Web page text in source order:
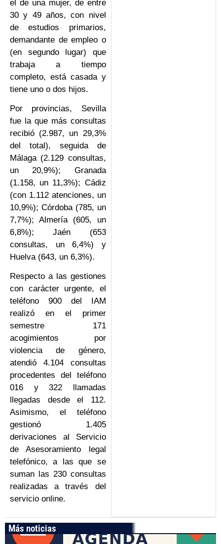
el de una mujer, de entre
30 y 49 años, con nivel
de estudios primarios,
demandante de empleo o
(en segundo lugar) que
trabaja a tiempo
completo, está casada y
tiene uno o dos hijos.
Por provincias, Sevilla
fue la que más consultas
recibió (2.987, un 29,3%
del total), seguida de
Málaga (2.129 consultas,
un 20,9%); Granada
(1.158, un 11,3%); Cádiz
(con 1.112 atenciones, un
10,9%); Córdoba (785, un
7,7%); Almería (605, un
6,8%); Jaén (653
consultas, un 6,4%) y
Huelva (643, un 6,3%).
Respecto a las gestiones
con carácter urgente, el
teléfono 900 del IAM
realizó en el primer
semestre 171
acogimientos por
violencia de género,
atendió 4.104 consultas
procedentes del teléfono
016 y 322 llamadas
llegadas desde el 112.
Asimismo, el teléfono
gestionó 1.405
derivaciones al Servicio
de Asesoramiento legal
telefónico, a las que se
suman las 230 consultas
realizadas a través del
servicio online.
Más noticias